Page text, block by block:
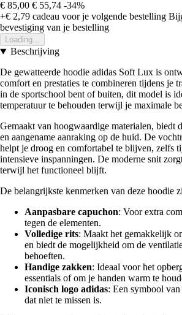
€ 85,00 € 55,74 -34%
+€ 2,79 cadeau voor je volgende bestelling
bevestiging van je bestelling
Loading...
Beschrijving
De gewatteerde hoodie adidas Soft Lux is
comfort en prestaties te combineren tijdens je
in de sportschool bent of buiten, dit model is
temperatuur te behouden terwijl je maximale
Gemaakt van hoogwaardige materialen, biedt
en aangename aanraking op de huid. De
helpt je droog en comfortabel te blijven, zelfs
intensieve inspanningen. De moderne snit
terwijl het functioneel blijft.
De belangrijkste kenmerken van deze hoodie
Aanpasbare capuchon: Voor extra
tegen de elementen.
Volledige rits: Maakt het gemakkelijk
en biedt de mogelijkheid om de
behoeften.
Handige zakken: Ideaal voor het
essentials of om je handen warm te
Iconisch logo adidas: Een symbool
dat niet te missen is.